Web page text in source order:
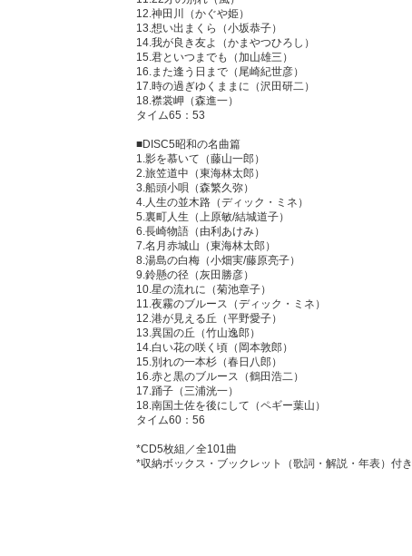
12.神田川（かぐや姫）
13.想い出まくら（小坂恭子）
14.我が良き友よ（かまやつひろし）
15.君といつまでも（加山雄三）
16.また逢う日まで（尾崎紀世彦）
17.時の過ぎゆくままに（沢田研二）
18.襟裳岬（森進一）
タイム65：53
■DISC5昭和の名曲篇
1.影を慕いて（藤山一郎）
2.旅笠道中（東海林太郎）
3.船頭小唄（森繁久弥）
4.人生の並木路（ディック・ミネ）
5.裏町人生（上原敏/結城道子）
6.長崎物語（由利あけみ）
7.名月赤城山（東海林太郎）
8.湯島の白梅（小畑実/藤原亮子）
9.鈴懸の径（灰田勝彦）
10.星の流れに（菊池章子）
11.夜霧のブルース（ディック・ミネ）
12.港が見える丘（平野愛子）
13.異国の丘（竹山逸郎）
14.白い花の咲く頃（岡本敦郎）
15.別れの一本杉（春日八郎）
16.赤と黒のブルース（鶴田浩二）
17.踊子（三浦洸一）
18.南国土佐を後にして（ペギー葉山）
タイム60：56
*CD5枚組／全101曲
*収納ボックス・ブックレット（歌詞・解説・年表）付き